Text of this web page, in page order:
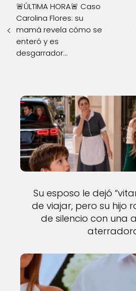
🚨ÚLTIMA HORA🚨 Caso
Carolina Flores: su
mamá revela cómo se
enteró y es
desgarrador...
Su esposo le dejó
de viajar, pero su hijo
de silencio con una